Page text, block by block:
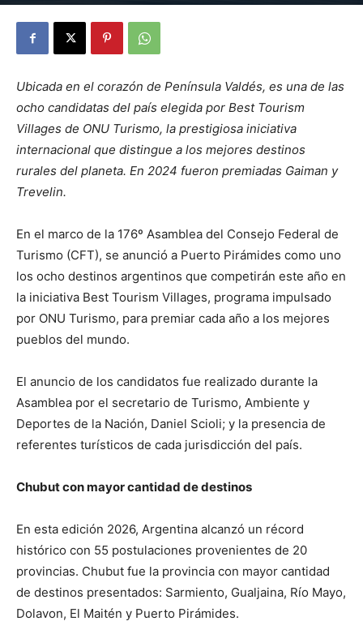
Ubicada en el corazón de Península Valdés, es una de las
ocho candidatas del país elegida por Best Tourism
Villages de ONU Turismo, la prestigiosa iniciativa
internacional que distingue a los mejores destinos
rurales del planeta. En 2024 fueron premiadas Gaiman y
Trevelin.
En el marco de la 176º Asamblea del Consejo Federal de
Turismo (CFT), se anunció a Puerto Pirámides como uno
los ocho destinos argentinos que competirán este año en
la iniciativa Best Tourism Villages, programa impulsado
por ONU Turismo, para premiar cada año a los mejores
pueblos del mundo.
El anuncio de los candidatos fue realizado durante la
Asamblea por el secretario de Turismo, Ambiente y
Deportes de la Nación, Daniel Scioli; y la presencia de
referentes turísticos de cada jurisdicción del país.
Chubut con mayor cantidad de destinos
En esta edición 2026, Argentina alcanzó un récord
histórico con 55 postulaciones provenientes de 20
provincias. Chubut fue la provincia con mayor cantidad
de destinos presentados: Sarmiento, Gualjaina, Río Mayo,
Dolavon, El Maitén y Puerto Pirámides.